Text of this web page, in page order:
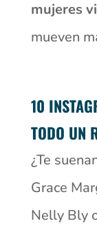
mujeres
mueven
10
TODO UN
¿Te
Grace
Nelly Bly